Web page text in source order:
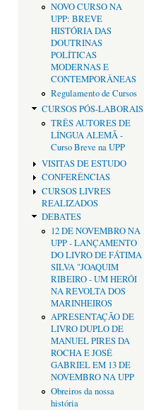
NOVO CURSO NA
UPP: BREVE
HISTÓRIA DAS
DOUTRINAS
POLÍTICAS
MODERNAS E
CONTEMPORÂNEAS
Regulamento de Cursos
CURSOS PÓS-LABORAIS
TRÊS AUTORES DE
LÍNGUA ALEMÃ -
Curso Breve na UPP
VISITAS DE ESTUDO
CONFERÊNCIAS
CURSOS LIVRES
REALIZADOS
DEBATES
12 DE NOVEMBRO NA
UPP - LANÇAMENTO
DO LIVRO DE FÁTIMA
SILVA "JOAQUIM
RIBEIRO - UM HERÓI
NA REVOLTA DOS
MARINHEIROS
APRESENTAÇÃO DE
LIVRO DUPLO DE
MANUEL PIRES DA
ROCHA E JOSÉ
GABRIEL EM 13 DE
NOVEMBRO NA UPP
Obreiros da nossa
história